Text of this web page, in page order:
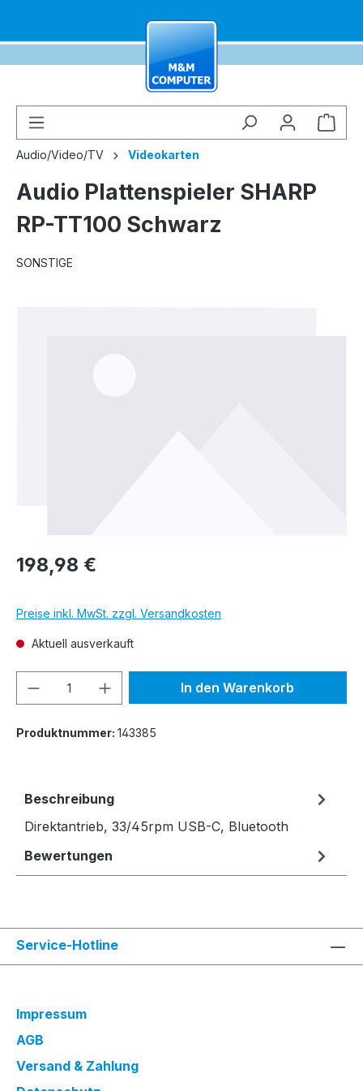
Audio/Video/TV Videokarten
Audio Plattenspieler SHARP
RP-TT100 Schwarz
SONSTIGE
198,98 €
Preise inkl. MwSt. zzgl. Versandkosten
Aktuell ausverkauft
Produkt Anzahl: Gib denIn den Warenkorb
Produktnummer: 143385
Beschreibung
Direktantrieb, 33/45rpm USB-C, Bluetooth
Bewertungen
Service-Hotline
Impressum
AGB
Versand & Zahlung